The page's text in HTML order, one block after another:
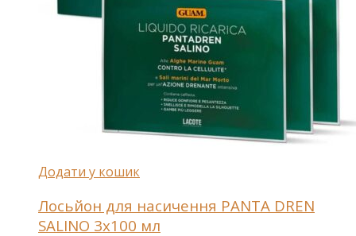
Додати у кошик
Лосьйон для насичення PANTA DREN
SALINO 3х100 мл